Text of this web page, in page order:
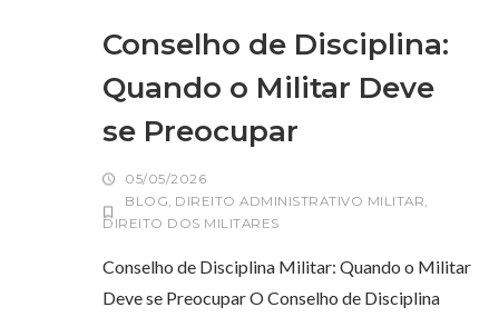
Conselho de Disciplina:
Quando o Militar Deve
se Preocupar
05/05/2026
BLOG, DIREITO ADMINISTRATIVO MILITAR,
DIREITO DOS MILITARES
Conselho de Disciplina Militar: Quando o Militar
Deve se Preocupar O Conselho de Disciplina